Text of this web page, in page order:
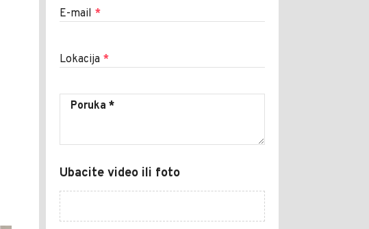
E-mail *
Lokacija *
Ubacite video ili foto